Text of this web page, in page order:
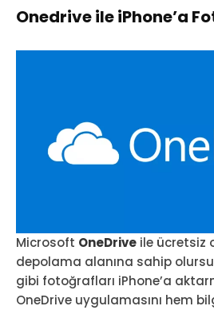
Onedrive ile iPhone’a
Microsoft OneDrive ile ücretsiz
depolama alanına sahip
gibi fotoğrafları iPhone’a
OneDrive uygulamasını hem